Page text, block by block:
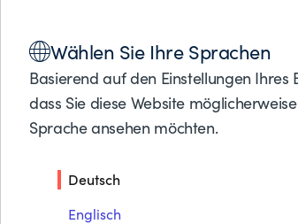
Wählen Sie Ihre Sprachen
Basierend auf den Einstellungen
dass Sie diese Website
Sprache ansehen möchten.
Deutsch
Englisch
E-BOOK
Wie man 5
überwindet